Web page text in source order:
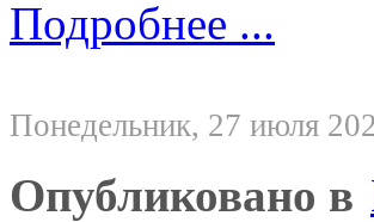
Подробнее ...
Понедельник, 27 июля
Опубликовано в